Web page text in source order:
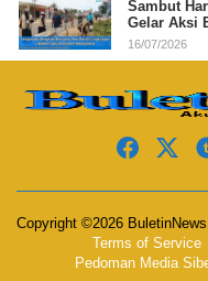
Sambut
Gelar Aksi
16/07/2026
Copyright ©2026
Terms of Service
Pedoman Media